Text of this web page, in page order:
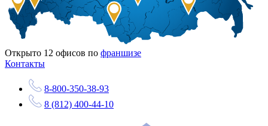
Открыто 12 офисов по франшизе
Контакты
8-800-350-38-93
8 (812) 400-44-10